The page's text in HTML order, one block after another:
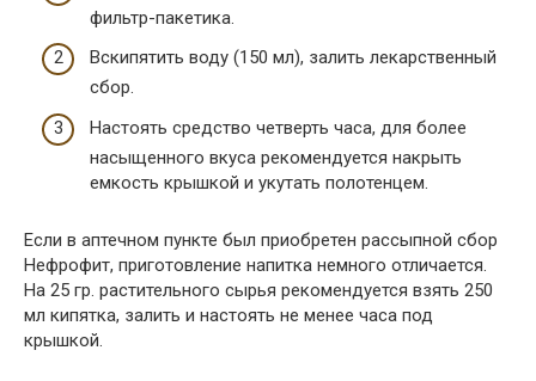
фильтр-пакетика.
Вскипятить воду (150 мл), залить лекарственный
сбор.
Настоять средство четверть часа, для более
насыщенного вкуса рекомендуется накрыть
емкость крышкой и укутать полотенцем.
Если в аптечном пункте был приобретен рассыпной сбор
Нефрофит, приготовление напитка немного отличается.
На 25 гр. растительного сырья рекомендуется взять 250
мл кипятка, залить и настоять не менее часа под
крышкой.